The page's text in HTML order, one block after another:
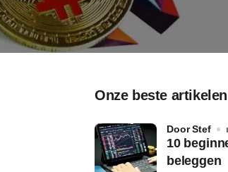
Onze beste artikelen
10
beleggen
door Stef